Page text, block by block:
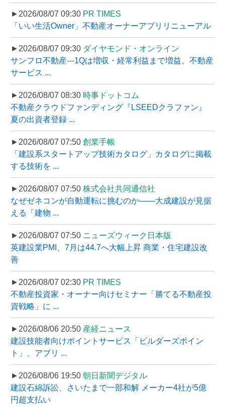
►2026/08/07 09:30 PR TIMES
「いい生活Owner」不動産オーナーアプリリニューアル
►2026/08/07 09:30 ダイヤモンド・オンライン
サンフロ不動産---1Qは増収・経常利益まで増益、不動産
サービス ...
►2026/08/07 08:30 時事ドットコム
不動産クラウドファンディング『LSEEDクラファン』
夏の出資者登録 ...
►2026/08/07 07:50 創業手帳
「建設系スタートアップ技術カタログ」カタログに掲載
する技術を ...
►2026/08/07 07:50 株式会社共同通信社
なぜゼネコンが自動運転に挑むのか――大成建設が見据
える「建物 ...
►2026/08/07 07:50 ニューズウィーク日本版
英建設業PMI、7月は44.7へ大幅上昇 商業・住宅建設改
善
►2026/08/07 02:30 PR TIMES
不動産投資家・オーナー向けセミナー「勝てる不動産投
資戦略」に ...
►2026/08/06 20:50 産経ニュース
建設技能者向けポイントサービス「ビルダーズポイン
ト」、アプリ ...
►2026/08/06 19:50 朝日新聞デジタル
建設石綿訴訟、さいたまで一部和解 メーカー4社が5億
円超支払い